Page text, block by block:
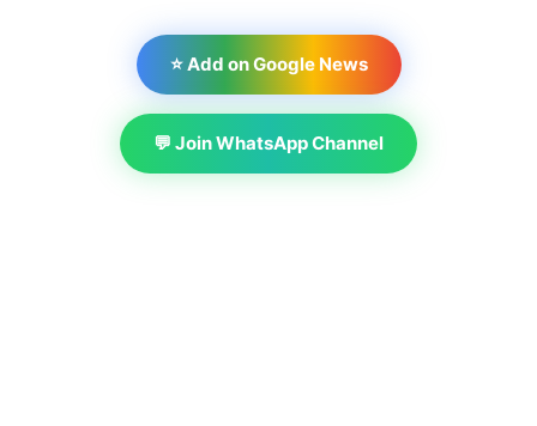
⭐ Add on Google News
💬 Join WhatsApp Channel